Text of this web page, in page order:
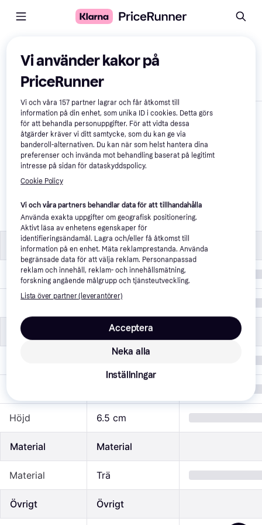
Jämför produkter
Visa endast skillnader
Brödkavel 43.5 cm
159 kr
Specifikationer Specifikationer
Färg Beige
Set Nej
Mått Mått
Höjd 6.5 cm
Material Material
Material Trä
Övrigt Övrigt
Vi använder kakor på
PriceRunner
Vi och våra157 partner lagrar och får åtkomst till
information på din enhet, som unika ID i cookies. Detta görs
för att behandla personuppgifter. För att vidta dessa
åtgärder kräver vi ditt samtycke, som du kan ge via
banderoll-alternativen. Du kan när som helst hantera dina
preferenser och invända mot behandling baserat på legitimt
intresse på sidan för dataskyddspolicy.
Cookie Policy
Vi och våra partners behandlar data för att tillhandahålla
Använda exakta uppgifter om geografisk positionering.
Aktivt läsa av enhetens egenskaper för
identifieringsändamål. Lagra och/eller få åtkomst till
information på en enhet. Mäta reklamprestanda. Använda
begränsade data för att välja reklam. Personanpassad
reklam och innehåll, reklam- och innehållsmätning,
forskning angående målgrupp och tjänsteutveckling.
Lista över partner (leverantörer)
Neka alla
Acceptera
Inställningar